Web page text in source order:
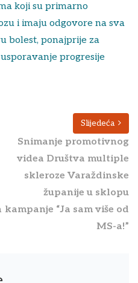
koji su primarno
i imaju odgovore na sva
bolest, ponajprije za
progresije
Slijedeća
Snimanje promotivnog
videa Društva multiple
skleroze Varaždinske
županije u sklopu
kampanje “Ja sam više od
MS-a!”